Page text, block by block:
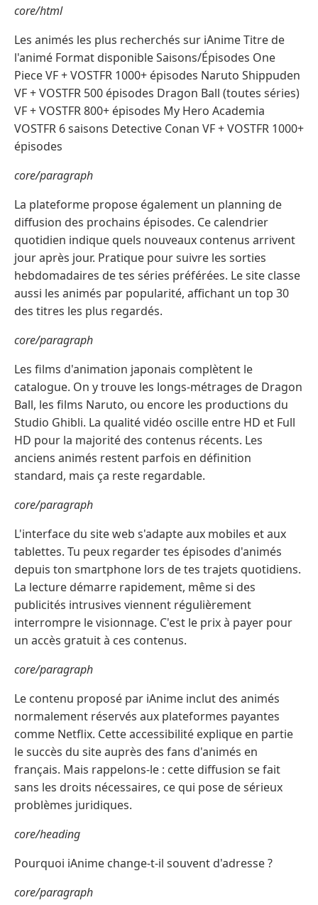
core/html
Les animés les plus recherchés sur iAnime Titre de
l'animé Format disponible Saisons/Épisodes One
Piece VF + VOSTFR 1000+ épisodes Naruto Shippuden
VF + VOSTFR 500 épisodes Dragon Ball (toutes séries)
VF + VOSTFR 800+ épisodes My Hero Academia
VOSTFR 6 saisons Detective Conan VF + VOSTFR 1000+
épisodes
core/paragraph
La plateforme propose également un planning de
diffusion des prochains épisodes. Ce calendrier
quotidien indique quels nouveaux contenus arrivent
jour après jour. Pratique pour suivre les sorties
hebdomadaires de tes séries préférées. Le site classe
aussi les animés par popularité, affichant un top 30
des titres les plus regardés.
core/paragraph
Les films d'animation japonais complètent le
catalogue. On y trouve les longs-métrages de Dragon
Ball, les films Naruto, ou encore les productions du
Studio Ghibli. La qualité vidéo oscille entre HD et Full
HD pour la majorité des contenus récents. Les
anciens animés restent parfois en définition
standard, mais ça reste regardable.
core/paragraph
L'interface du site web s'adapte aux mobiles et aux
tablettes. Tu peux regarder tes épisodes d'animés
depuis ton smartphone lors de tes trajets quotidiens.
La lecture démarre rapidement, même si des
publicités intrusives viennent régulièrement
interrompre le visionnage. C'est le prix à payer pour
un accès gratuit à ces contenus.
core/paragraph
Le contenu proposé par iAnime inclut des animés
normalement réservés aux plateformes payantes
comme Netflix. Cette accessibilité explique en partie
le succès du site auprès des fans d'animés en
français. Mais rappelons-le : cette diffusion se fait
sans les droits nécessaires, ce qui pose de sérieux
problèmes juridiques.
core/heading
Pourquoi iAnime change-t-il souvent d'adresse ?
core/paragraph